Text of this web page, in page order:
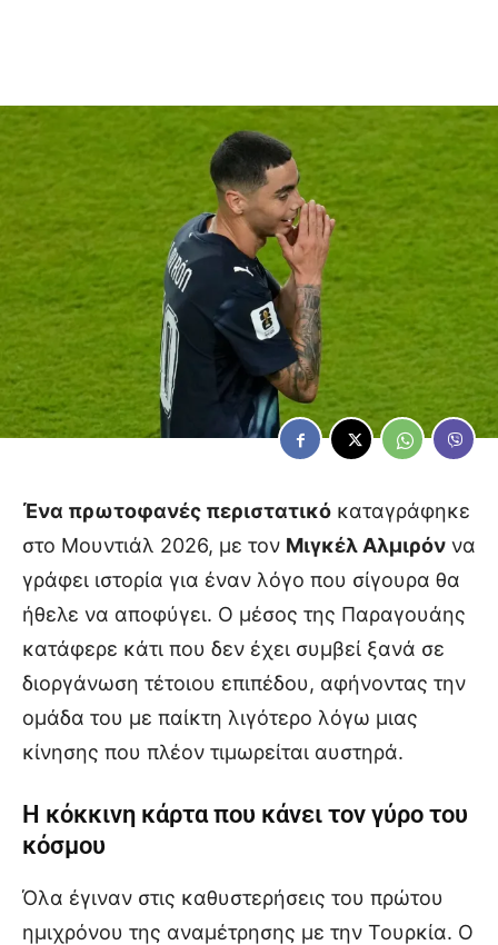
Ένα πρωτοφανές περιστατικό καταγράφηκε
στο Μουντιάλ 2026, με τον Μιγκέλ Αλμιρόν να
γράφει ιστορία για έναν λόγο που σίγουρα θα
ήθελε να αποφύγει. Ο μέσος της Παραγουάης
κατάφερε κάτι που δεν έχει συμβεί ξανά σε
διοργάνωση τέτοιου επιπέδου, αφήνοντας την
ομάδα του με παίκτη λιγότερο λόγω μιας
κίνησης που πλέον τιμωρείται αυστηρά.
Η κόκκινη κάρτα που κάνει τον γύρο του
κόσμου
Όλα έγιναν στις καθυστερήσεις του πρώτου
ημιχρόνου της αναμέτρησης με την Τουρκία. Ο